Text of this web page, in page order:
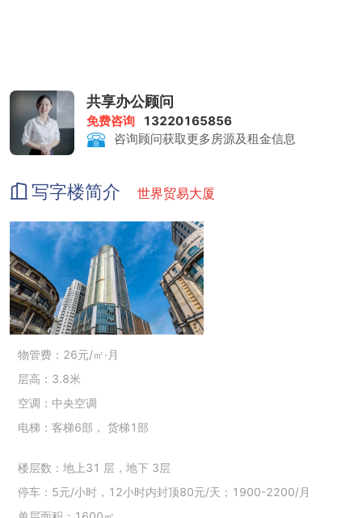
共享办公顾问
免费咨询
13220165856
咨询顾问获取更多房源及租金信息
写字楼简介 世界贸易大厦
物管费：26元/㎡·月
层高：3.8米
空调：中央空调
电梯：客梯6部， 货梯1部
楼层数：地上31 层，地下 3层
停车：5元/小时，12小时内封顶80元/天；1900-2200/月